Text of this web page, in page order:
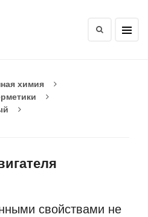
химия
свойствами не